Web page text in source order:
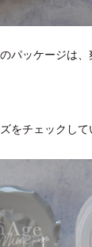
パッケージは
をチェックして